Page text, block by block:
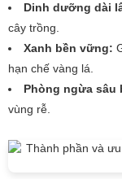
Dinh dưỡng dài
cây trồng.
Xanh bền vững:
hạn chế vàng lá.
Phòng ngừa sâu
vùng rễ.